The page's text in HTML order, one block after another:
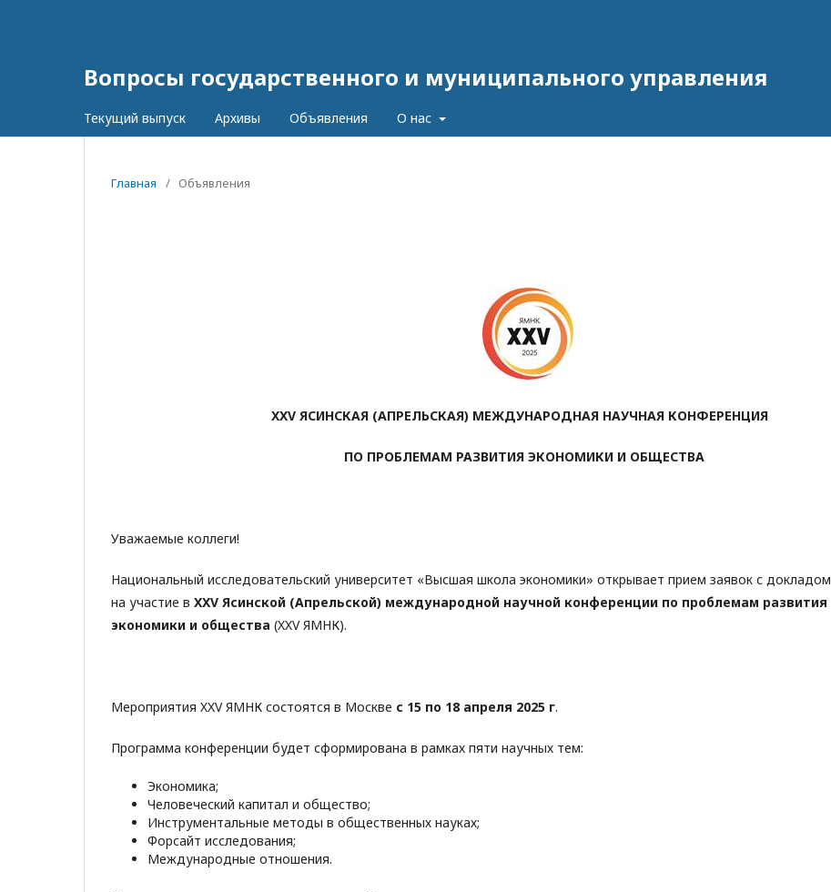
Вопросы государственного и муниципального управления
Текущий выпуск Архивы Объявления О нас
Главная / Объявления
XXV ЯСИНСКАЯ (АПРЕЛЬСКАЯ) МЕЖДУНАРОДНАЯ НАУЧНАЯ КОНФЕРЕНЦИЯ
ПО ПРОБЛЕМАМ РАЗВИТИЯ ЭКОНОМИКИ И ОБЩЕСТВА
Уважаемые коллеги!
Национальный исследовательский университет «Высшая школа экономики» открывает прием заявок с докладом
на участие в XXV Ясинской (Апрельской) международной научной конференции по проблемам развития
экономики и общества (XXV ЯМНК).
Мероприятия XXV ЯМНК состоятся в Москве с 15 по 18 апреля 2025 г.
Программа конференции будет сформирована в рамках пяти научных тем:
Экономика;
Человеческий капитал и общество;
Инструментальные методы в общественных науках;
Форсайт исследования;
Международные отношения.